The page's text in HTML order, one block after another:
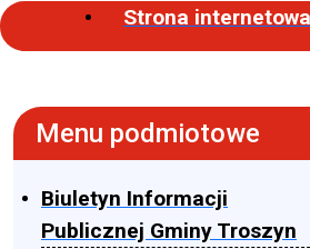
Strona
Menu podmiotowe
Biuletyn Informacji
Publicznej Gminy Troszyn